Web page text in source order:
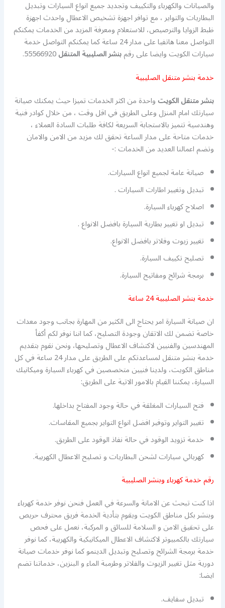
والصيانات والكهرباء والتكييف وتجديد جميع انواع السيارات وتبديل
البطاريات والتواير ، مع توافر اجهزة تشخيص الاعطال واحدث اجهزة
ظبط الزوايا والترصيص، للاستعلام ومعرفة المزيد من الخدمات يمكنكم
التواصل معنا هاتفيا على مدار 24 ساعة كما يمكنكم التواصل خدمة
سيارات الكويت وايضا على رقمبنشر الصليبيةالمتنقل55566920.
خدمة بنشر متنقل الصليبية
بنشر متنقل الكويتواحدة من اكثر الخدمات تميزا حيث يمكنك صيانة
سيارتك امام المنزل وعلى الطريق في اقل وقت ، من خلال كوادر فنية
وهندسية تتميز بالاستجابة السريعة لكافة طلبات السادة العملاء ،
خدمات متاحة على مدار الساعة تحقق لك مزيد من الامن والامان
وتضم اعمالنا العديد من الخدمات :-
صيانة عامة لجميع انواع السيارات.
تبديل وتغيير اطارات السيارات .
اصلاح كهرباء السيارة.
تبديل او تغيير بطارية السيارة بافضل الانواع .
تغيير زيوت وفلاتر بافضل الانواع.
تصليح تكييف السيارة.
برمجة شرائح ومفاتيح السيارة.
خدمة بنشر الصليبية 24 ساعة
ان صيانة السيارة امر يحتاج الى الكثير من المهارة بجانب وجود معدات
خاصة تضمن لك الاتقان وجودة التصليح، كما اننا نوفر لكم أكفأ
المهندسين والفنيين لاكتشاف الاعطال وتصليحها، ونحن نقوم بتقديم
خدمة بنشر متنقل لمساعدتكم على الطريق على مدار 24 ساعة في كل
مناطق الكويت، ولدينا فنيين متخصصين في كهرباء السيارة وميكانيك
السيارة، يمكننا القيام بالامور الاتية على الطريق:
فتح السيارات المغلقة في حالة وجود المفتاح بداخلها.
تغيير التواير وتوفير افضل انواع التواير بجميع المقاسات.
خدمة تزويد الوقود في حالة نفاذ الوقود على الطريق.
كهربائي سيارات لشحن البطاريات و تصليح الاعطال الكهربية.
رقم خدمة كهرباء وبنشر الصليبية
اذا كنت تبحث عن الامانة والسرعة في العمل فنحن نوفر خدمة كهرباء
وبنشر بكل مناطق الكويت ويقوم بتأدية الخدمة فريق محترف حريص
على تحقيق الامن و السلامة للسائق و المركبة، نعمل على فحص
سيارتك بالكمبيوتر لاكتشاف الاعطال الميكانيكية والكهربية، كما نوفر
خدمة برمجة الشرائح وتصليح وتبديل الدينمو كما نوفر خدمات صيانة
دورية مثل تغيير الزيوت والفلاتر وطرمبة الماء و البنزين، خدماتنا تضم
ايضا:
تبديل سفايف.